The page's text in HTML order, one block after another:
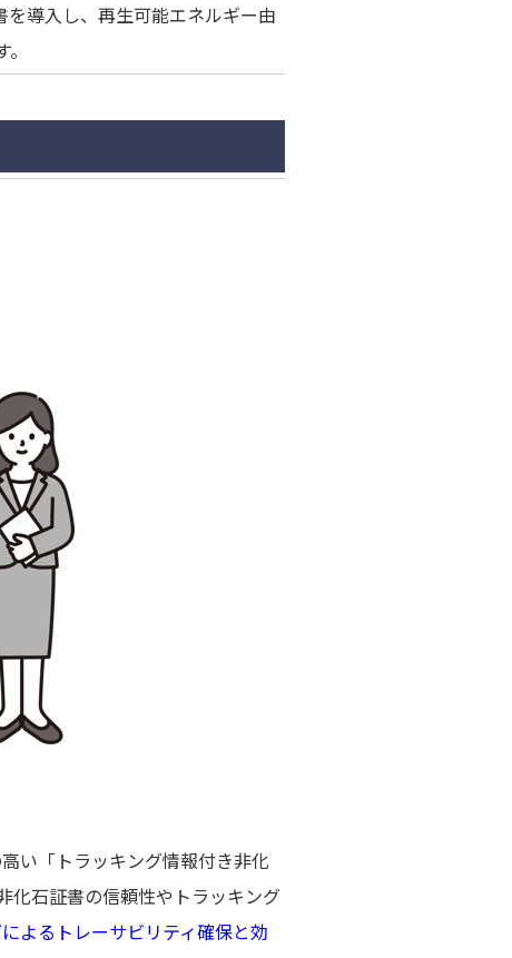
を導入し、再生可能エネルギー由
い「トラッキング情報付き非化
化石証書の信頼性やトラッキング
よるトレーサビリティ確保と効